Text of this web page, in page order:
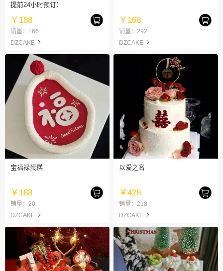
提前24小时预订）
￥188
销量：166
DZCAKE
￥168
销量：292
DZCAKE
宝福禄蛋糕
￥188
销量：20
DZCAKE
以爱之名
￥428
销量：218
DZCAKE